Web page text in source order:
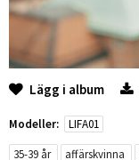
Lägg i album
Modeller:
LIFA01
35-39 år
affärskvinna